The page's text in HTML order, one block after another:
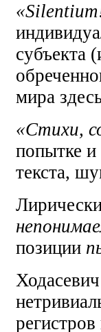
субъекта
мира
«Стихи,
попытке и
текста,
позиции